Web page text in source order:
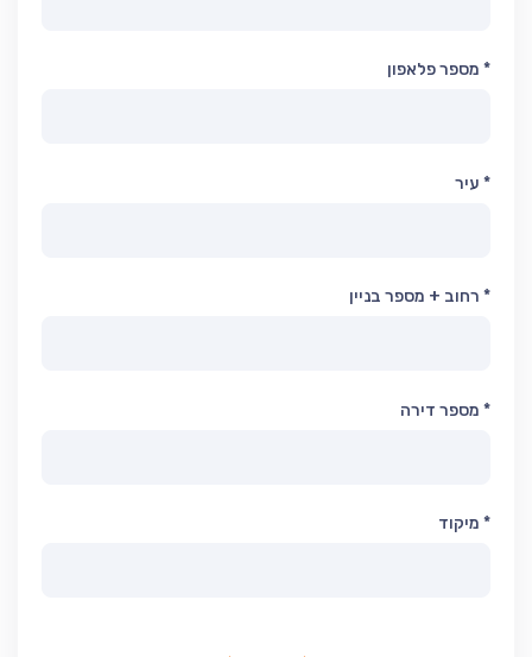
* מספר פלאפון
* עיר
* רחוב + מספר בניין
* מספר דירה
* מיקוד